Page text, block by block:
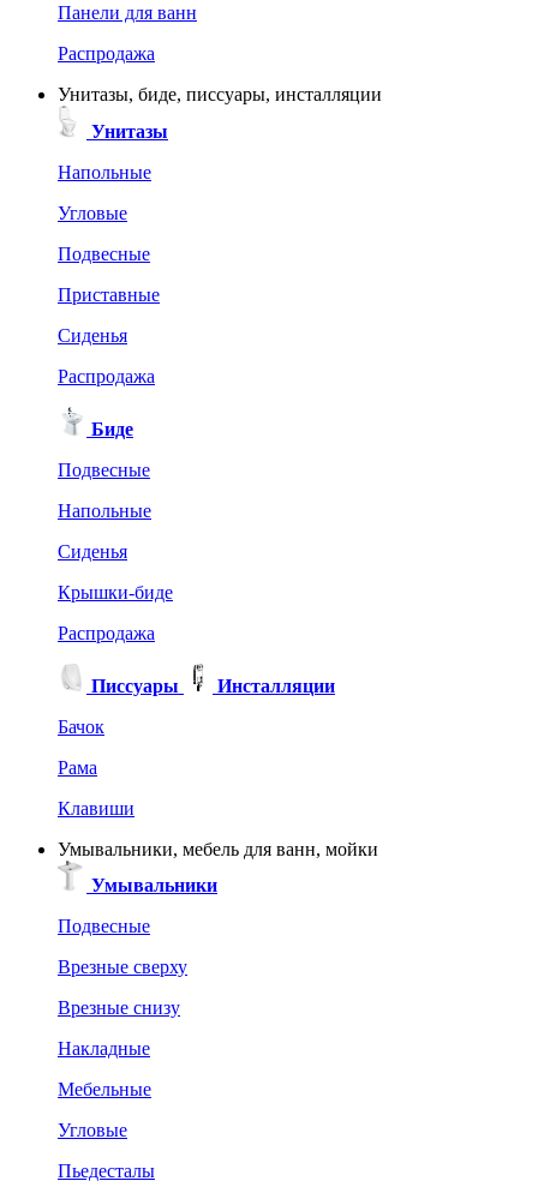
Панели для ванн
Распродажа
Унитазы, биде, писсуары, инсталляции
Унитазы
Напольные
Угловые
Подвесные
Приставные
Сиденья
Распродажа
Биде
Подвесные
Напольные
Сиденья
Крышки-биде
Распродажа
Писсуары
Инсталляции
Бачок
Рама
Клавиши
Умывальники, мебель для ванн, мойки
Умывальники
Подвесные
Врезные сверху
Врезные снизу
Накладные
Мебельные
Угловые
Пьедесталы